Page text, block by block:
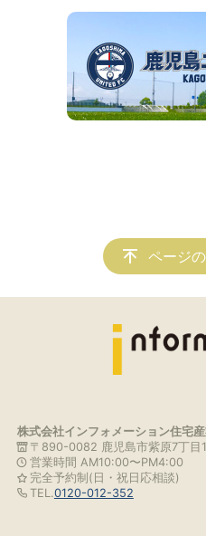
ページ
株式会社インフォメーション住宅
〒890-0082 鹿児島市紫原7丁目
営業時間 AM10:00〜PM4:00
完全予約制(日・祝日応相談)
TEL.0120-012-352